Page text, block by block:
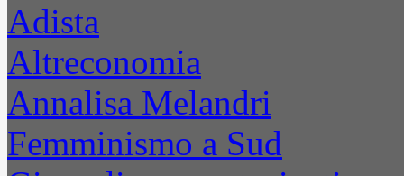
Adista
Altreconomia
Annalisa Melandri
Femminismo a Sud